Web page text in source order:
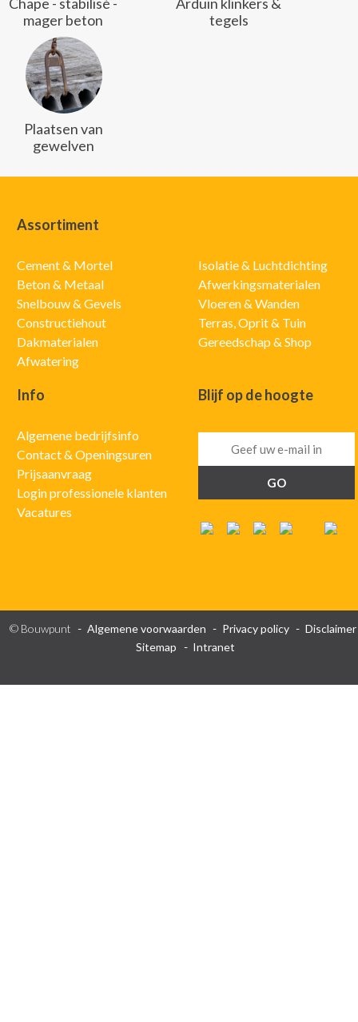
mager beton
tegels
Plaatsen van
gewelven
Assortiment
Cement & Mortel
Beton & Metaal
Snelbouw & Gevels
Constructiehout
Dakmaterialen
Afwatering
Isolatie & Luchtdichting
Afwerkingsmaterialen
Vloeren & Wanden
Terras, Oprit & Tuin
Gereedschap & Shop
Info
Algemene bedrijfsinfo
Contact & Openingsuren
Prijsaanvraag
Login professionele klanten
Vacatures
Blijf op de hoogte
© Bouwpunt Algemene voorwaarden Privacy policy
Disclaimer
Sitemap
Intranet